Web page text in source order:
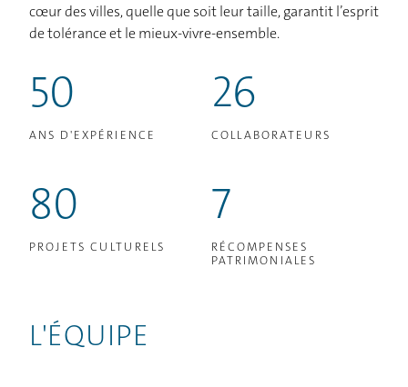
cœur des villes, quelle que soit leur taille, garantit l’esprit
de tolérance et le mieux-vivre-ensemble.
50
ANS D'EXPÉRIENCE
26
COLLABORATEURS
80
PROJETS CULTURELS
7
RÉCOMPENSES
PATRIMONIALES
L'ÉQUIPE